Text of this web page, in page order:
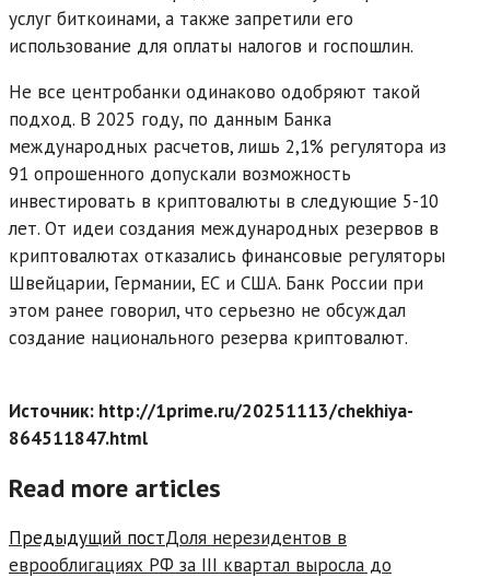
услуг биткоинами, а также запретили его
использование для оплаты налогов и госпошлин.
Не все центробанки одинаково одобряют такой
подход. В 2025 году, по данным Банка
международных расчетов, лишь 2,1% регулятора из
91 опрошенного допускали возможность
инвестировать в криптовалюты в следующие 5-10
лет. От идеи создания международных резервов в
криптовалютах отказались финансовые регуляторы
Швейцарии, Германии, ЕС и США. Банк России при
этом ранее говорил, что серьезно не обсуждал
создание национального резерва криптовалют.
Источник: http://1prime.ru/20251113/chekhiya-
864511847.html
Read more articles
Предыдущий постДоля нерезидентов в
еврооблигациях РФ за III квартал выросла до